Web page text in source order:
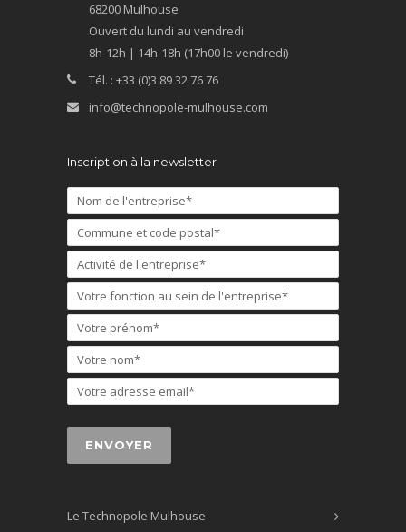
68200 Mulhouse
Ouvert du lundi au vendredi
8h-12h | 14h-18h (17h00 le vendredi)
Tél. : +33 (0)3 89 32 76 76
info@technopole-mulhouse.com
Inscription à la newsletter
Le Technopole Mulhouse